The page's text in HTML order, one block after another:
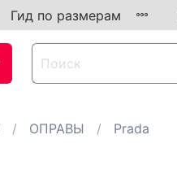
Гид по размерам
ОПРАВЫ Prada